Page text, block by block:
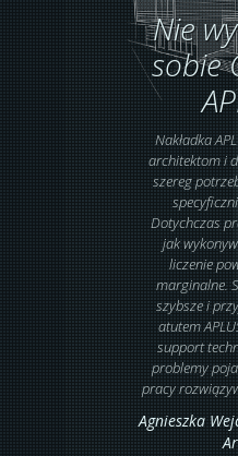
Nie
sobie
Nakładka
architektom i
szereg
Dotychczas
jak
liczenie
marginalne.
szybsze i
atutem
support
problemy
pracy
Agnieszka